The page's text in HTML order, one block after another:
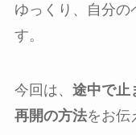
ゆっくり、自分
す。
今回は、 途中で止
再開の方法をお伝